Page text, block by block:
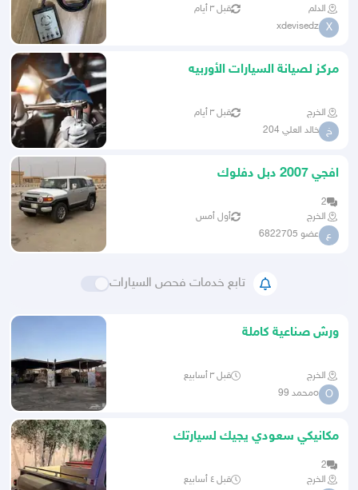
الدلم قبل ٣ أيام
X
xdevisedz
مركز لصيانة السيارات الأوربيه
الخرج قبل ٣ أيام
خ خالد العلي 204
افجي 2007 دبل دفلوك
2
الخرج
أول أمس
ع عضو 6822705
تابع خدمات فحص السيارات
ورش صناعية كاملة
الخرج قبل ٣ أسابيع
O oمحمد 99
مكانيكي سعودي يجيك لسيارتك
2
الخرج
قبل ٤ أسابيع